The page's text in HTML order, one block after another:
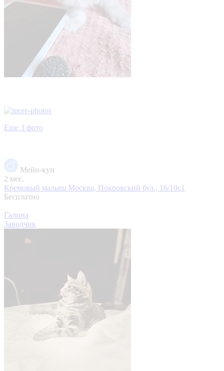
Еще 3 фото
Мейн-кун
2 мес.
Кремовый малыш Москва, Покровский бул., 16/10с1
Бесплатно
Галина
Заводчик